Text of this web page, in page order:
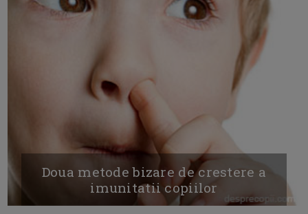
Doua metode bizare de crestere a
imunitatii copiilor